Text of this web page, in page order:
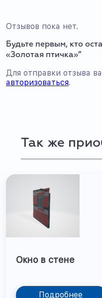
Отзывов пока нет.
Будьте первым, кто
«Золотая птичка»”
Для отправки отзыва
авторизоваться.
Так же
Окно в стене
Подробнее